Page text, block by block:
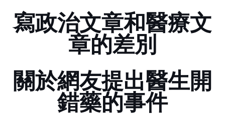
寫政治文章和醫療文
章的差別
關於網友提出醫生開
錯藥的事件